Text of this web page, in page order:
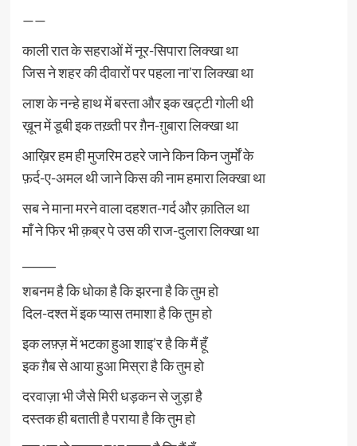
——
काली रात के सहराओं में नूर-सिपारा लिक्खा था
जिस ने शहर की दीवारों पर पहला ना’रा लिक्खा था
लाश के नन्हे हाथ में बस्ता और इक खट्टी गोली थी
ख़ून में डूबी इक तख़्ती पर ग़ैन-ग़ुबारा लिक्खा था
आख़िर हम ही मुजरिम ठहरे जाने किन किन जुर्मों के
फ़र्द-ए-अमल थी जाने किस की नाम हमारा लिक्खा था
सब ने माना मरने वाला दहशत-गर्द और क़ातिल था
माँ ने फिर भी क़ब्र पे उस की राज-दुलारा लिक्खा था
शबनम है कि धोका है कि झरना है कि तुम हो
दिल-दश्त में इक प्यास तमाशा है कि तुम हो
इक लफ़्ज़ में भटका हुआ शाइ’र है कि मैं हूँ
इक ग़ैब से आया हुआ मिस्रा है कि तुम हो
दरवाज़ा भी जैसे मिरी धड़कन से जुड़ा है
दस्तक ही बताती है पराया है कि तुम हो